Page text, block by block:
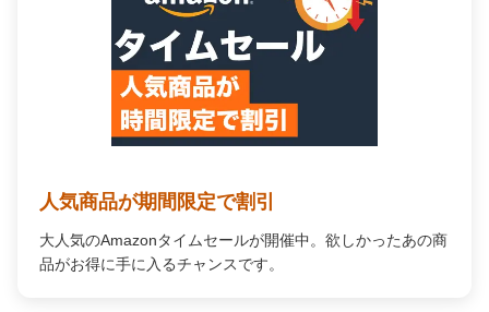
人気商品が期間限定で割引
大人気のAmazonタイムセールが開催中。欲しかったあの商
品がお得に手に入るチャンスです。